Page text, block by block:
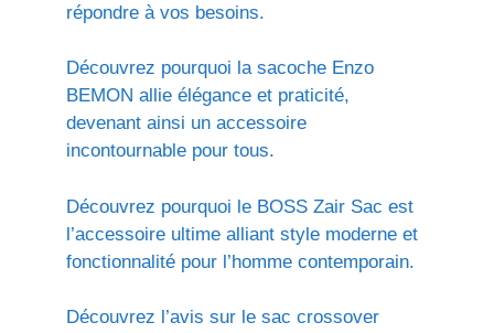
répondre à vos besoins.
Découvrez pourquoi la sacoche Enzo
BEMON allie élégance et praticité,
devenant ainsi un accessoire
incontournable pour tous.
Découvrez pourquoi le BOSS Zair Sac est
l’accessoire ultime alliant style moderne et
fonctionnalité pour l’homme contemporain.
Découvrez l’avis sur le sac crossover